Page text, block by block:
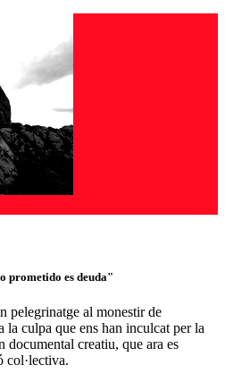
prometido es deuda"
pelegrinatge al monestir de
la culpa que ens han inculcat per la
documental creatiu, que ara es
col·lectiva.